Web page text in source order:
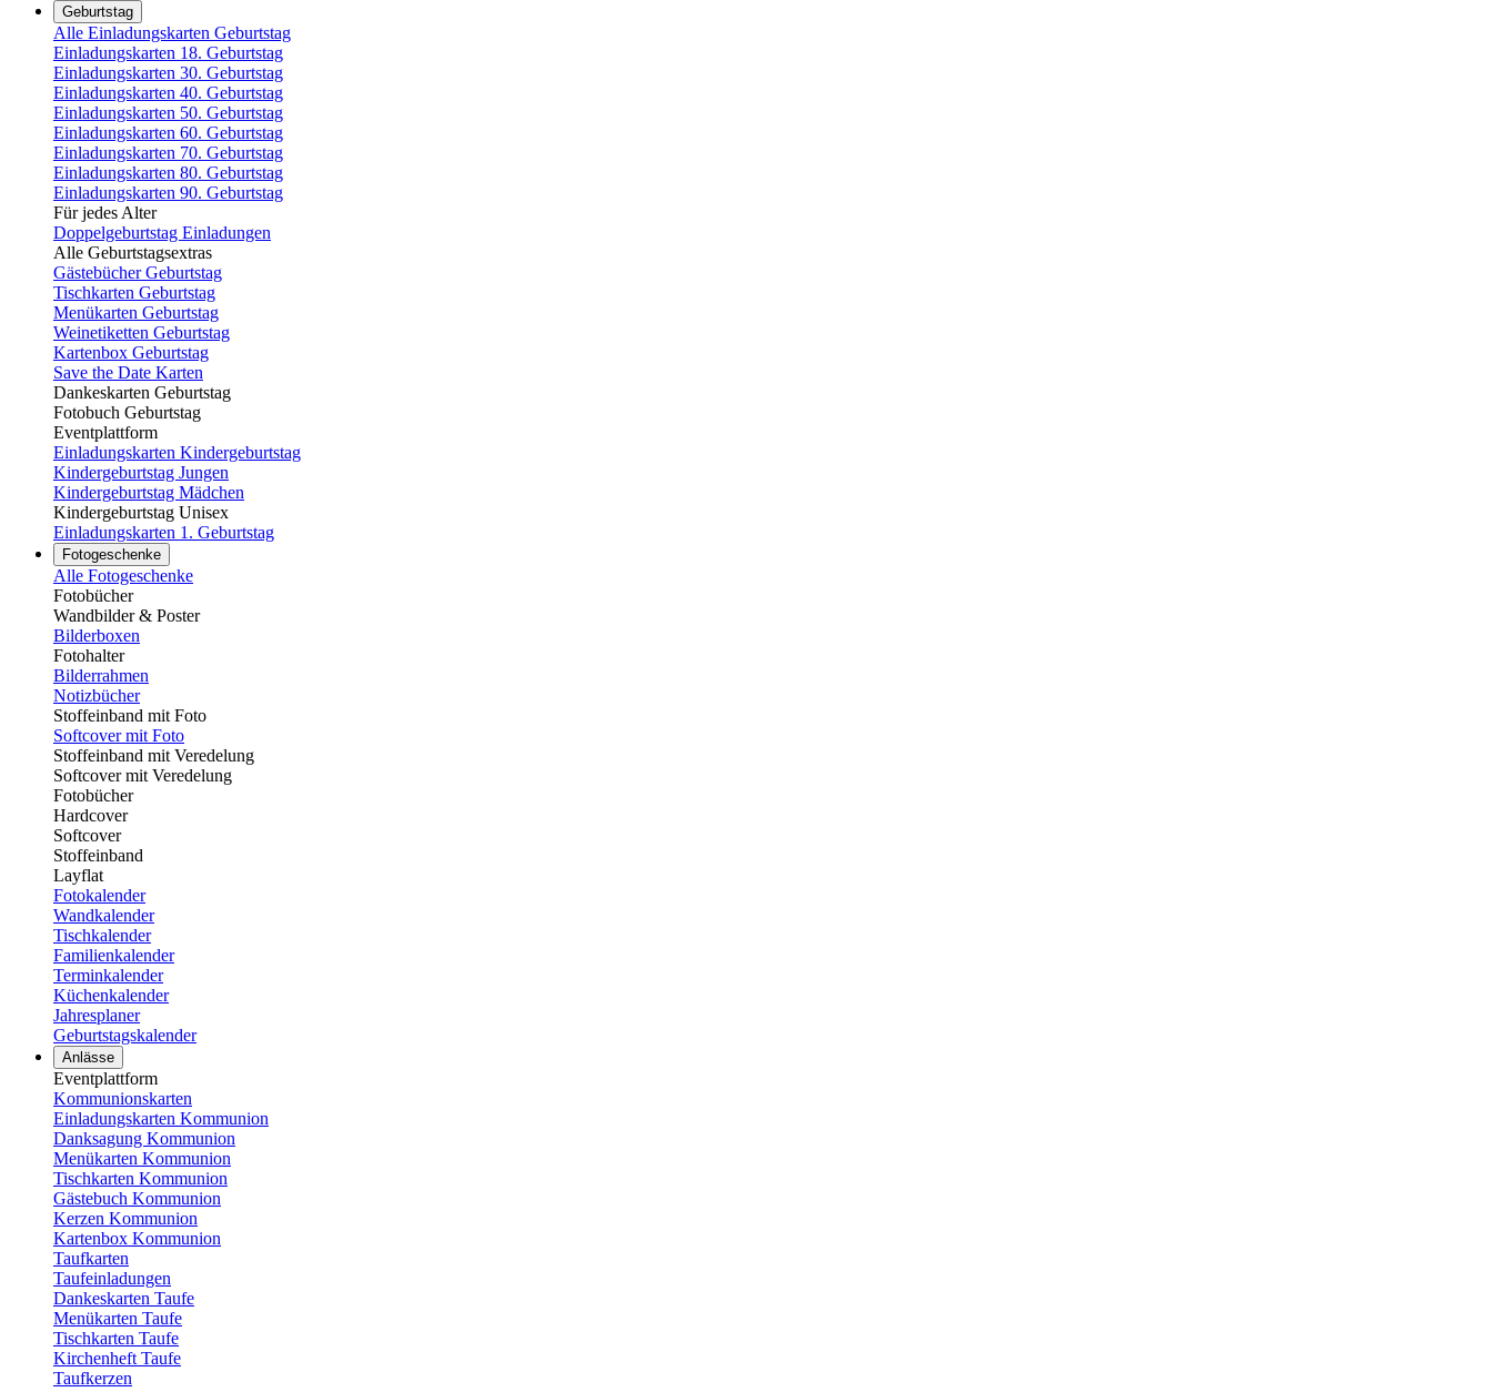
Geburtstag
Alle Einladungskarten Geburtstag
Einladungskarten 18. Geburtstag
Einladungskarten 30. Geburtstag
Einladungskarten 40. Geburtstag
Einladungskarten 50. Geburtstag
Einladungskarten 60. Geburtstag
Einladungskarten 70. Geburtstag
Einladungskarten 80. Geburtstag
Einladungskarten 90. Geburtstag
Für jedes Alter
Doppelgeburtstag Einladungen
Alle Geburtstagsextras
Gästebücher Geburtstag
Tischkarten Geburtstag
Menükarten Geburtstag
Weinetiketten Geburtstag
Kartenbox Geburtstag
Save the Date Karten
Dankeskarten Geburtstag
Fotobuch Geburtstag
Eventplattform
Einladungskarten Kindergeburtstag
Kindergeburtstag Jungen
Kindergeburtstag Mädchen
Kindergeburtstag Unisex
Einladungskarten 1. Geburtstag
Fotogeschenke
Alle Fotogeschenke
Fotobücher
Wandbilder & Poster
Bilderboxen
Fotohalter
Bilderrahmen
Notizbücher
Stoffeinband mit Foto
Softcover mit Foto
Stoffeinband mit Veredelung
Softcover mit Veredelung
Fotobücher
Hardcover
Softcover
Stoffeinband
Layflat
Fotokalender
Wandkalender
Tischkalender
Familienkalender
Terminkalender
Küchenkalender
Jahresplaner
Geburtstagskalender
Anlässe
Eventplattform
Kommunionskarten
Einladungskarten Kommunion
Danksagung Kommunion
Menükarten Kommunion
Tischkarten Kommunion
Gästebuch Kommunion
Kerzen Kommunion
Kartenbox Kommunion
Taufkarten
Taufeinladungen
Dankeskarten Taufe
Menükarten Taufe
Tischkarten Taufe
Kirchenheft Taufe
Taufkerzen